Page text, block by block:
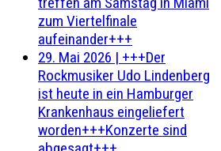
zum Viertelfinale
aufeinander+++
29. Mai 2026 | +++Der
Rockmusiker Udo Lindenberg
ist heute in ein Hamburger
Krankenhaus eingeliefert
worden+++Konzerte sind